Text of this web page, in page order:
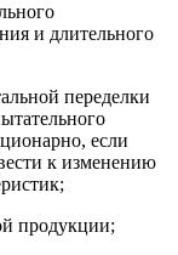
и длительного
переделки
если
к изменению
продукции;